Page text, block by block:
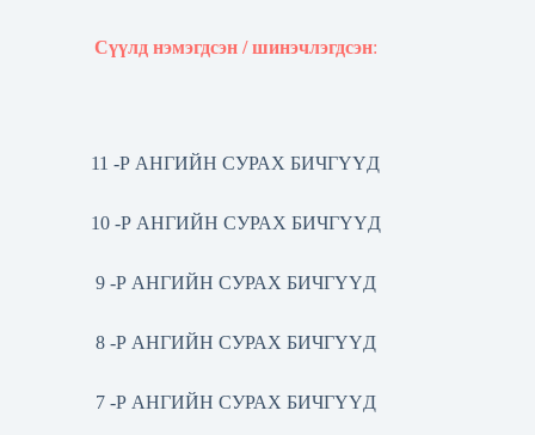
Сүүлд нэмэгдсэн / шинэчлэгдсэн:
11 -Р АНГИЙН СУРАХ БИЧГҮҮД
10 -Р АНГИЙН СУРАХ БИЧГҮҮД
9 -Р АНГИЙН СУРАХ БИЧГҮҮД
8 -Р АНГИЙН СУРАХ БИЧГҮҮД
7 -Р АНГИЙН СУРАХ БИЧГҮҮД